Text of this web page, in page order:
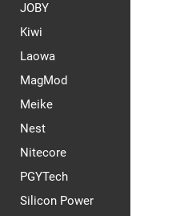
JOBY
Kiwi
Laowa
MagMod
Meike
Nest
Nitecore
PGYTech
Silicon Power